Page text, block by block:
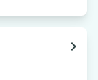
navigate_next